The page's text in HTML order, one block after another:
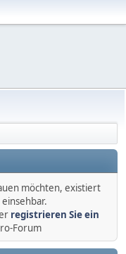
möchten, existiert
registrieren Sie ein
Forum